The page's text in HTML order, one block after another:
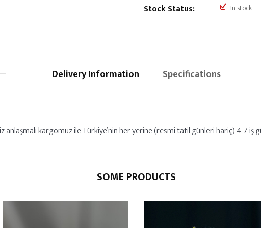
Stock Status: In stock
Delivery Information Specifications
kargomuz ile Türkiye’nin her yerine (resmi tatil günleri hariç) 4-7 iş
SOME PRODUCTS